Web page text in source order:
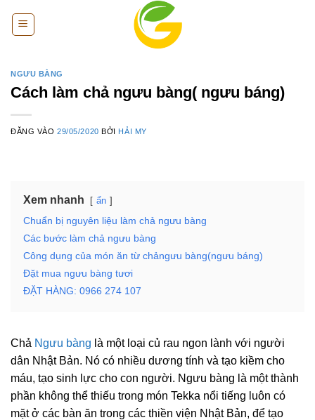
NGƯU BÀNG
Cách làm chả ngưu bàng( ngưu báng)
ĐĂNG VÀO29/05/2020 BỞI HẢI MY
Xem nhanh ẩn
Chuẩn bị nguyên liệu làm chả ngưu bàng
Các bước làm chả ngưu bàng
Công dụng của món ăn từ chảngưu bàng(ngưu báng)
Đặt mua ngưu bàng tươi
ĐẶT HÀNG: 0966 274 107
Chả Ngưu bàng là một loại củ rau ngon lành với người
dân Nhật Bản. Nó có nhiều dương tính và tạo kiềm cho
máu, tạo sinh lực cho con người. Ngưu bàng là một thành
phần không thể thiếu trong món Tekka nổi tiếng luôn có
mặt ở các bàn ăn trong các thiền viện Nhật Bản, để tạo